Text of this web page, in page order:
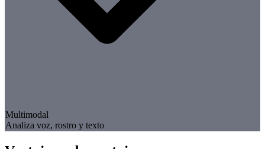
Multimodal
Analiza voz, rostro y texto